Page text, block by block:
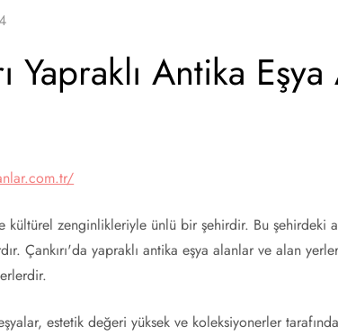
Yapraklı Antika
kültürel zenginlikleriyle ünlü bir şehirdir. Bu şehirdeki
Çankırı'da yapraklı antika eşya alanlar ve alan
estetik değeri yüksek ve koleksiyonerler